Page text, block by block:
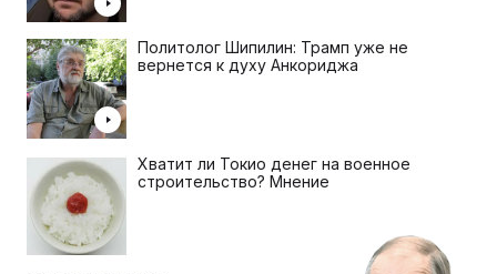
Политолог Шипилин: Трамп уже не
вернется к духу Анкориджа
Хватит ли Токио денег на военное
строительство? Мнение